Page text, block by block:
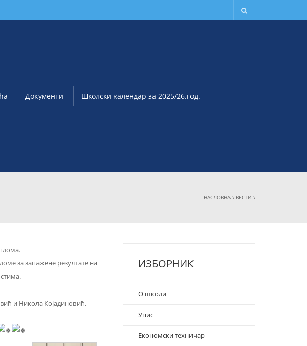
Документи Школски календар за 2025/26.год.
НАСЛОВНА \ ВЕСТИ \
за запажене резултате на
и Никола Којадиновић.
ИЗБОРНИК
О школи
Упис
Економски техничар